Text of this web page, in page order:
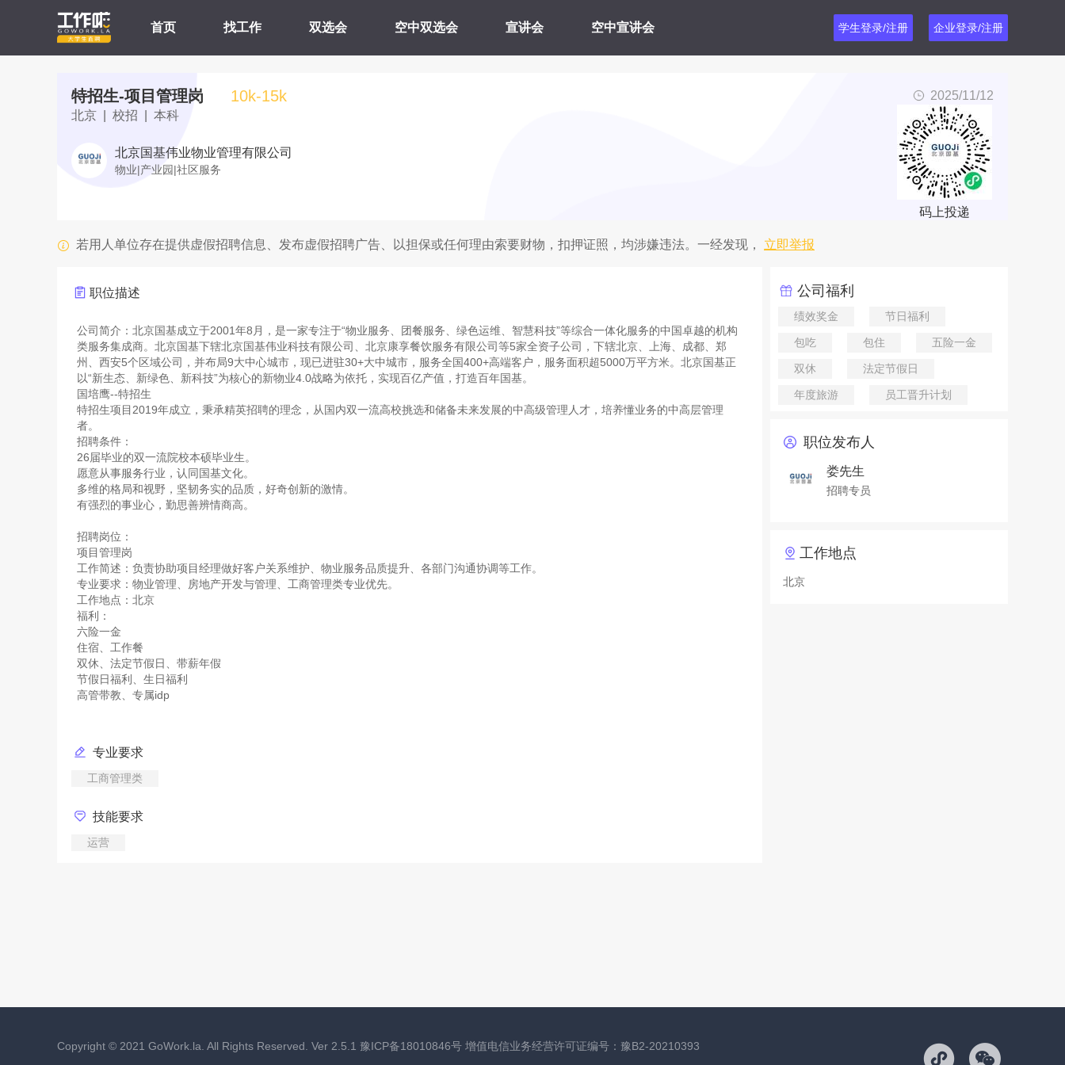
首页 找工作 双选会 空中双选会 宣讲会 空中宣讲会 学生登录/注册 企业登录/注册
特招生-项目管理岗 10k-15k
2025/11/12
北京 | 校招 | 本科
北京国基伟业物业管理有限公司
物业|产业园|社区服务
码上投递
若用人单位存在提供虚假招聘信息、发布虚假招聘广告、以担保或任何理由索要财物，扣押证照，均涉嫌违法。一经发现， 立即举报
职位描述
公司简介：北京国基成立于2001年8月，是一家专注于“物业服务、团餐服务、绿色运维、智慧科技”等综合一体化服务的中国卓越的机构
类服务集成商。北京国基下辖北京国基伟业科技有限公司、北京康享餐饮服务有限公司等5家全资子公司，下辖北京、上海、成都、郑
州、西安5个区域公司，并布局9大中心城市，现已进驻30+大中城市，服务全国400+高端客户，服务面积超5000万平方米。北京国基正
以“新生态、新绿色、新科技”为核心的新物业4.0战略为依托，实现百亿产值，打造百年国基。
国培鹰--特招生
特招生项目2019年成立，秉承精英招聘的理念，从国内双一流高校挑选和储备未来发展的中高级管理人才，培养懂业务的中高层管理
者。
招聘条件：
26届毕业的双一流院校本硕毕业生。
愿意从事服务行业，认同国基文化。
多维的格局和视野，坚韧务实的品质，好奇创新的激情。
有强烈的事业心，勤思善辨情商高。
招聘岗位：
项目管理岗
工作简述：负责协助项目经理做好客户关系维护、物业服务品质提升、各部门沟通协调等工作。
专业要求：物业管理、房地产开发与管理、工商管理类专业优先。
工作地点：北京
福利：
六险一金
住宿、工作餐
双休、法定节假日、带薪年假
节假日福利、生日福利
专业要求
工商管理类
技能要求
运营
公司福利
绩效奖金 节日福利
包吃 包住 五险一金
双休 法定节假日
年度旅游 员工晋升计划
职位发布人
娄先生
招聘专员
工作地点
北京
Copyright © 2021 GoWork.la. All Rights Reserved. Ver 2.5.1 豫ICP备18010846号 增值电信业务经营许可证编号：豫B2-20210393